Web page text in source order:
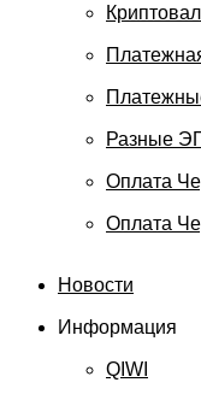
Разные
Оплата
Оплата
Новости
Информация
QIWI